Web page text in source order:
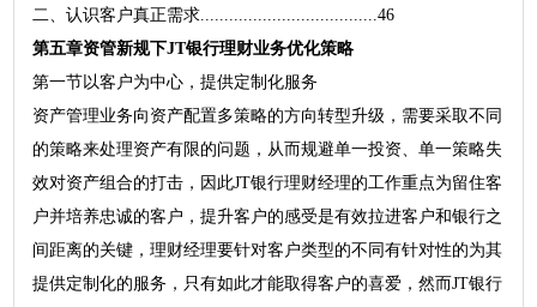
二、认识客户真正需求.....................................46
第五章资管新规下JT银行理财业务优化策略
第一节以客户为中心，提供定制化服务
资产管理业务向资产配置多策略的方向转型升级，需要采取不同
的策略来处理资产有限的问题，从而规避单一投资、单一策略失
效对资产组合的打击，因此JT银行理财经理的工作重点为留住客
户并培养忠诚的客户，提升客户的感受是有效拉进客户和银行之
间距离的关键，理财经理要针对客户类型的不同有针对性的为其
提供定制化的服务，只有如此才能取得客户的喜爱，然而JT银行